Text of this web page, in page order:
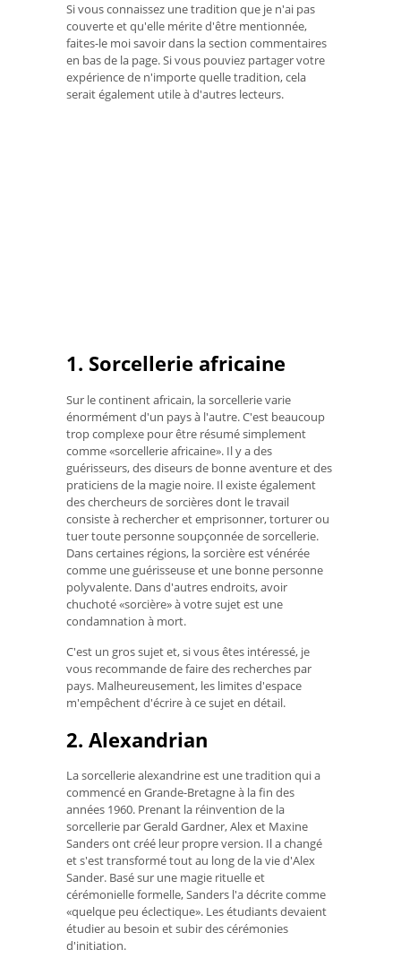
Si vous connaissez une tradition que je n'ai pas
couverte et qu'elle mérite d'être mentionnée,
faites-le moi savoir dans la section commentaires
en bas de la page. Si vous pouviez partager votre
expérience de n'importe quelle tradition, cela
serait également utile à d'autres lecteurs.
1. Sorcellerie africaine
Sur le continent africain, la sorcellerie varie
énormément d'un pays à l'autre. C'est beaucoup
trop complexe pour être résumé simplement
comme «sorcellerie africaine». Il y a des
guérisseurs, des diseurs de bonne aventure et des
praticiens de la magie noire. Il existe également
des chercheurs de sorcières dont le travail
consiste à rechercher et emprisonner, torturer ou
tuer toute personne soupçonnée de sorcellerie.
Dans certaines régions, la sorcière est vénérée
comme une guérisseuse et une bonne personne
polyvalente. Dans d'autres endroits, avoir
chuchoté «sorcière» à votre sujet est une
condamnation à mort.
C'est un gros sujet et, si vous êtes intéressé, je
vous recommande de faire des recherches par
pays. Malheureusement, les limites d'espace
m'empêchent d'écrire à ce sujet en détail.
2. Alexandrian
La sorcellerie alexandrine est une tradition qui a
commencé en Grande-Bretagne à la fin des
années 1960. Prenant la réinvention de la
sorcellerie par Gerald Gardner, Alex et Maxine
Sanders ont créé leur propre version. Il a changé
et s'est transformé tout au long de la vie d'Alex
Sander. Basé sur une magie rituelle et
cérémonielle formelle, Sanders l'a décrite comme
«quelque peu éclectique». Les étudiants devaient
étudier au besoin et subir des cérémonies
d'initiation.